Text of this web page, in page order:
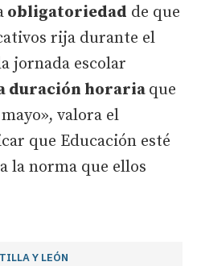
obligatoriedad de que
rija durante el
jornada escolar
duración horaria que
valora el
que Educación esté
la norma que ellos
Y LEÓN